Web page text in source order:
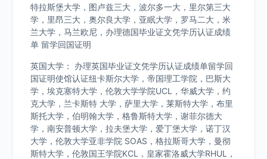
特拉斯堡大学，图卢兹三大，波尔多一大，里尔第三大
学，里昂三大，奥尔良大学，亚眠大学，罗马二大，米
兰大学，马兰欧尼，办理德国毕业证文凭学历认证成绩
单 留学回国证明
英国大学： 办理英国毕业证文凭学历认证成绩单留学回
国证明使馆认证纽卡斯尔大学，帝国理工学院，巴斯大
学，埃克塞特大学，伦敦大学学院UCL，华威大学，约
克大学，兰卡斯特 大学，萨里大学，莱斯特大学，布里
斯托大学，伯明翰大学，格鲁斯特大学，谢菲尔德大
学，南安普顿大学，拉夫堡大学，爱丁堡大学，诺丁汉
大学，伦敦大学亚非学院 SOAS，格拉斯哥大学，曼彻
斯特大学，伦敦国王学院KCL，皇家霍洛威大学RHUL，